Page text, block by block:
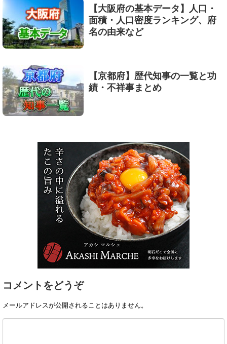
【大阪府の基本データ】人口・
面積・人口密度ランキング、府
名の由来など
【京都府】歴代知事の一覧と功
績・不祥事まとめ
コメントをどうぞ
メールアドレスが公開されることはありません。